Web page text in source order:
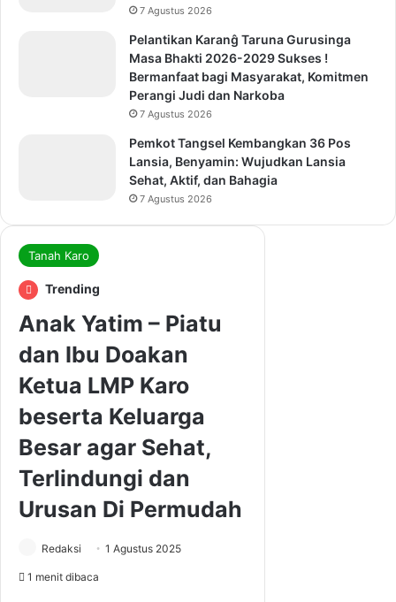
7 Agustus 2026
Pelantikan Karanĝ Taruna Gurusinga
Masa Bhakti 2026-2029 Sukses !
Bermanfaat bagi Masyarakat, Komitmen
Perangi Judi dan Narkoba
7 Agustus 2026
Pemkot Tangsel Kembangkan 36 Pos
Lansia, Benyamin: Wujudkan Lansia
Sehat, Aktif, dan Bahagia
7 Agustus 2026